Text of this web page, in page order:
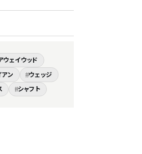
ウェイウッド
アン #ウェッジ
#シャフト